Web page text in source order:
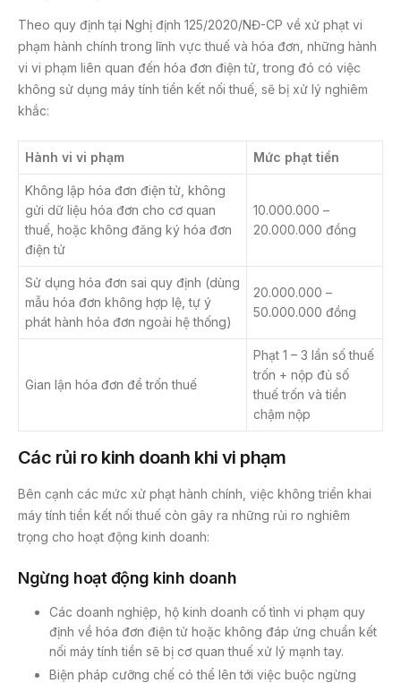
Theo quy định tại Nghị định 125/2020/NĐ-CP về xử phạt vi
phạm hành chính trong lĩnh vực thuế và hóa đơn, những hành
vi vi phạm liên quan đến hóa đơn điện tử, trong đó có việc
không sử dụng máy tính tiền kết nối thuế, sẽ bị xử lý nghiêm
khắc:
Hành vi vi phạm Mức phạt tiền
Không lập hóa đơn điện tử, không
gửi dữ liệu hóa đơn cho cơ quan
thuế, hoặc không đăng ký hóa đơn
điện tử
10.000.000 –
20.000.000 đồng
Sử dụng hóa đơn sai quy định (dùng
mẫu hóa đơn không hợp lệ, tự ý
phát hành hóa đơn ngoài hệ thống)
20.000.000 –
50.000.000 đồng
Gian lận hóa đơn để trốn thuế
Phạt 1 – 3 lần số thuế
trốn + nộp đủ số
thuế trốn và tiền
chậm nộp
Các rủi ro kinh doanh khi vi phạm
Bên cạnh các mức xử phạt hành chính, việc không triển khai
máy tính tiền kết nối thuế còn gây ra những rủi ro nghiêm
trọng cho hoạt động kinh doanh:
Ngừng hoạt động kinh doanh
Các doanh nghiệp, hộ kinh doanh cố tình vi phạm quy
định về hóa đơn điện tử hoặc không đáp ứng chuẩn kết
nối máy tính tiền sẽ bị cơ quan thuế xử lý mạnh tay.
Biện pháp cưỡng chế có thể lên tới việc buộc ngừng